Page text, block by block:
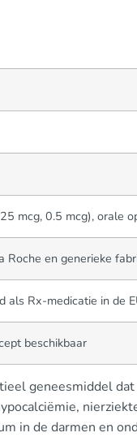
mcg, 0.5 mcg), orale
Roche en generieke
als Rx-medicatie in de
beschikbaar
geneesmiddel
in de darmen en